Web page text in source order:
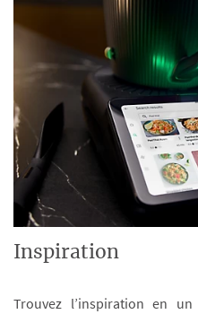
Inspiration
Trouvez l’inspiration en